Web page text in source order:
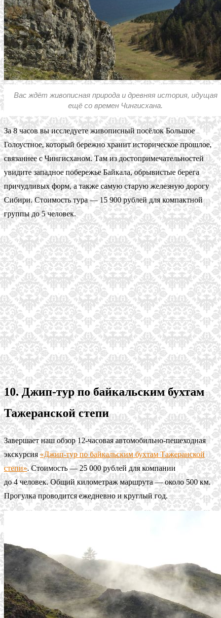
Вас ждёт живописная природа и древняя история, идущая
ещё со времен Чингисхана.
За 8 часов вы исследуете живописный посёлок Большое
Голоустное, который бережно хранит историческое прошлое,
связаннее с Чингисханом. Там из достопримечательностей
увидите западное побережье Байкала, обрывистые берега
причудливых форм, а также самую старую железную дорогу
Сибири. Стоимость тура — 15 900 рублей для компактной
группы до 5 человек.
10. Джип-тур по байкальским бухтам
Тажеранской степи
Завершает наш обзор 12-часовая автомобильно-пешеходная
экскурсия«Джип-тур по байкальским бухтам Тажеранской
степи». Стоимость — 25 000 рублей для компании
до 4 человек. Общий километраж маршрута — около 500 км.
Прогулка проводится ежедневно и круглый год.